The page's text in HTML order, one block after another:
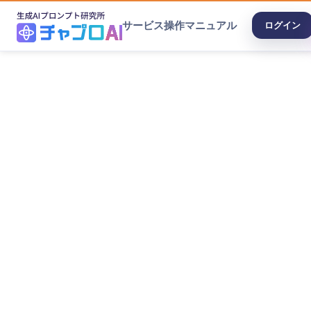
サービス操作マニュアル ログイン